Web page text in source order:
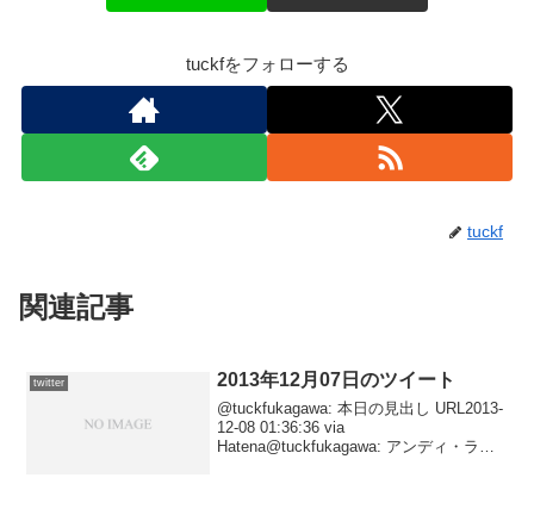
tuckfをフォローする
tuckf
関連記事
twitter 2013年12月07日のツイート
@tuckfukagawa: 本日の見出し URL2013-
12-08 01:36:36 via
Hatena@tuckfukagawa: アンディ・ラウ